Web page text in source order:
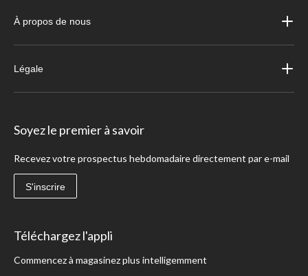
À propos de nous
Légale
Soyez le premier à savoir
Recevez votre prospectus hebdomadaire directement par e-mail
S'inscrire
Téléchargez l'appli
Commencez à magasinez plus intelligemment